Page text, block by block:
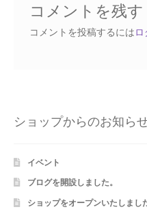
Affiliate Dashboard
Shipment Tracking
wpwBot Mobile App
コメントを残す
コメントを投稿するには
ショップからのお知ら
イベント
ブログを開設しました。
ショップをオープンいたしまし